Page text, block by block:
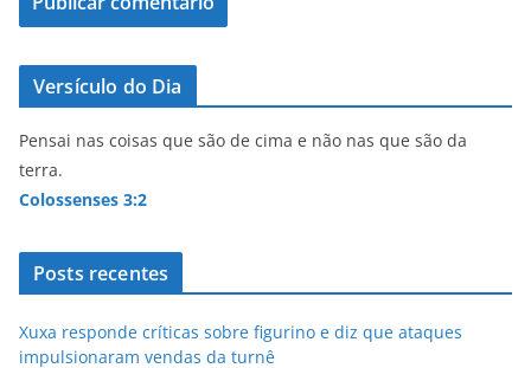
Versículo do Dia
Pensai nas coisas que são de cima e não nas que são da
terra.
Colossenses 3:2
Posts recentes
Xuxa responde críticas sobre figurino e diz que ataques
impulsionaram vendas da turnê